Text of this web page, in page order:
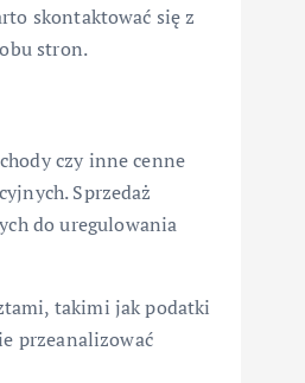
skontaktować się z
stron.
czy inne cenne
Sprzedaż
do uregulowania
takimi jak podatki
przeanalizować